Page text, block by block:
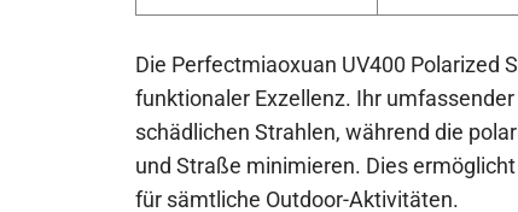
Die Perfectmiaoxuan UV400 Polarized
funktionaler Exzellenz. Ihr
schädlichen Strahlen, während die
und Straße minimieren. Dies
für sämtliche Outdoor-Aktivitäten.